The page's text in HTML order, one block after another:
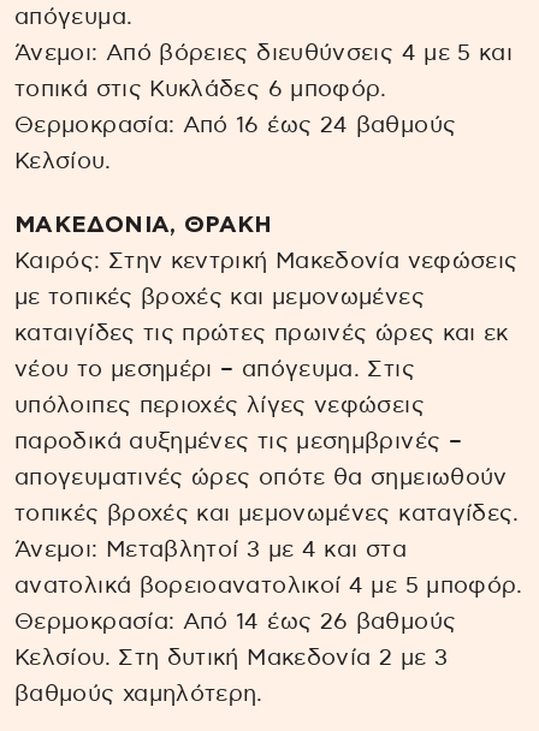
απόγευμα.
Άνεμοι: Από βόρειες διευθύνσεις 4 με 5 και
τοπικά στις Κυκλάδες 6 μποφόρ.
Θερμοκρασία: Από 16 έως 24 βαθμούς
Κελσίου.
ΜΑΚΕΔΟΝΙΑ, ΘΡΑΚΗ
Καιρός: Στην κεντρική Μακεδονία νεφώσεις
με τοπικές βροχές και μεμονωμένες
καταιγίδες τις πρώτες πρωινές ώρες και εκ
νέου το μεσημέρι – απόγευμα. Στις
υπόλοιπες περιοχές λίγες νεφώσεις
παροδικά αυξημένες τις μεσημβρινές –
απογευματινές ώρες οπότε θα σημειωθούν
τοπικές βροχές και μεμονωμένες καταγίδες.
Άνεμοι: Μεταβλητοί 3 με 4 και στα
ανατολικά βορειοανατολικοί 4 με 5 μποφόρ.
Θερμοκρασία: Από 14 έως 26 βαθμούς
Κελσίου. Στη δυτική Μακεδονία 2 με 3
βαθμούς χαμηλότερη.